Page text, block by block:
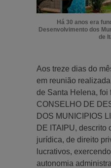
Há 30 anos era
Desenvolvimento dos
de
Aos treze dias do
em reunião
de Santa Helena, foi
CONSELHO DE
DOS MUNICIPIOS
DE ITAIPU, descrito
jurídica, de direito
lucrativos,
autonomia